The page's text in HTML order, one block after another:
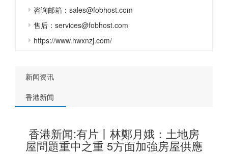
咨询邮箱：sales@fobhost.com
售后：services@fobhost.com
https://www.hwxnzj.com/
新闻资讯
香港新闻
香港新闻:有片丨林鄭月娥：土地房
屋問題重中之重 5方面加強房屋供應